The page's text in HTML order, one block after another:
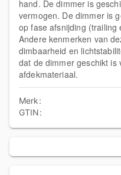
hand. De dimmer is
vermogen. De dimmer is
op fase afsnijding (trailing
Andere kenmerken van
dimbaarheid en
dat de dimmer geschikt is
afdekmateriaal.
Merk:
GTIN: